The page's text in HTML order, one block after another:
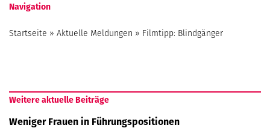
Navigation
Startseite » Aktuelle Meldungen » Filmtipp: Blindgänger
Weitere aktuelle Beiträge
Weniger Frauen in Führungspositionen